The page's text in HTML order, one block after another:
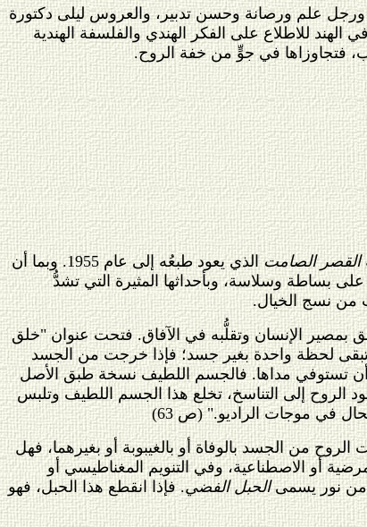
علم ورصانة وحسن تدبير، والعروس ليلى دكتورة
للاطلاع على الفكر الهندي والفلسفة الهندية
فتجاوزاها في جوٍّ من خفة الروح.
القصر الصامت
الذي يعود طبعُه إلى عام 1955. وبما أن
بساطة وسلاسة، وبأحداثها المثيرة التي تشدُّ
من نسج الخيال.
بمصير الإنسان وتقلُّبه في الآفاق. فتحت عنوان "خلق
تبقى لحظة واحدة بغير جسد؛ فإذا خرجت من الجسد
أن تستوفي مداها. فالجسم اللطيف نسخة طبق الأصل
الروح إلى التناسخ، تخلع هذا الجسم اللطيف وتلبس
في موجات الراديو." (ص 63)
"إذا خرجت الروح من الجسد بالوفاة أو بالغيبوبة أو بغيرهما، فهل
أو الاصطناعية، وفي التنويم المغناطيسي أو
من نور يسمىالحبل الفضي. فإذا انقطع هذا الحبل، فهو